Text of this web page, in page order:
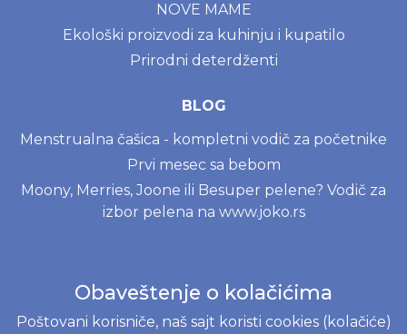
NOVE MAME
Ekološki proizvodi za kuhinju i kupatilo
Prirodni deterdženti
BLOG
Menstrualna čašica - kompletni vodič za početnike
Prvi mesec sa bebom
Moony, Merries, Joone ili Besuper pelene? Vodič za
izbor pelena na www.joko.rs
Politika o kolačićima
Uslovi korišćenja
Obaveštenje o kolačićima
Poštovani korisniče, naš sajt koristi cookies (kolačiće)